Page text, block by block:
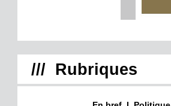
/// Rubriques